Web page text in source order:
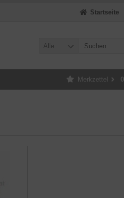
Startseite
Alle
Merkzettel 0